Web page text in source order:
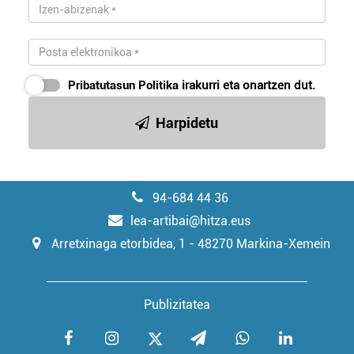
Pribatutasun Politika irakurri eta onartzen dut.
Harpidetu
94-684 44 36
lea-artibai@hitza.eus
Arretxinaga etorbidea, 1 - 48270 Markina-Xemein
Publizitatea